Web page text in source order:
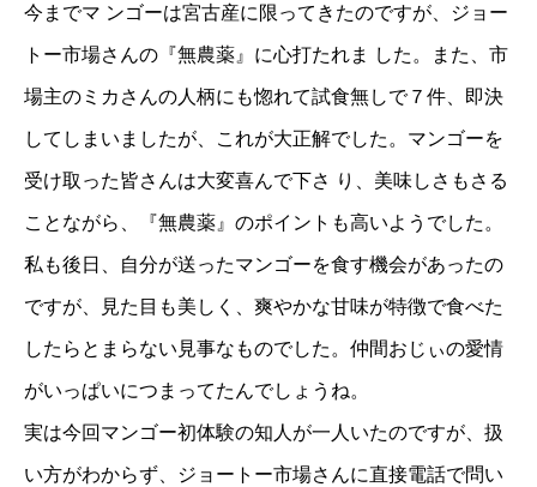
今までマ ンゴーは宮古産に限ってきたのですが、ジョー
トー市場さんの『無農薬』に心打たれま した。また、市
場主のミカさんの人柄にも惚れて試食無しで７件、即決
してしまいましたが、これが大正解でした。マンゴーを
受け取った皆さんは大変喜んで下さ り、美味しさもさる
ことながら、『無農薬』のポイントも高いようでした。
私も後日、自分が送ったマンゴーを食す機会があったの
ですが、見た目も美しく、爽やかな甘味が特徴で食べた
したらとまらない見事なものでした。仲間おじぃの愛情
がいっぱいにつまってたんでしょうね。
実は今回マンゴー初体験の知人が一人いたのですが、扱
い方がわからず、ジョートー市場さんに直接電話で問い